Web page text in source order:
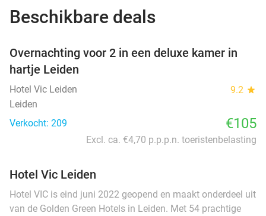
Beschikbare deals
Overnachting voor 2 in een deluxe kamer in
hartje Leiden
Hotel Vic Leiden 9.2 star
Leiden
Verkocht: 209
€105
Excl. ca. €4,70 p.p.p.n. toeristenbelasting
Hotel Vic Leiden
Hotel VIC is eind juni 2022 geopend en maakt onderdeel uit
van de Golden Green Hotels in Leiden. Met 54 prachtige